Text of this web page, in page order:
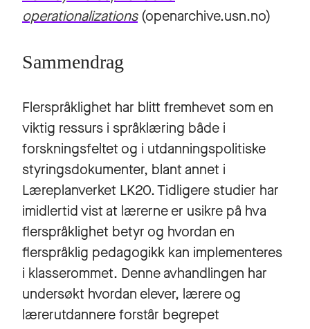
operationalizations(openarchive.usn.no)
Sammendrag
Flerspråklighet har blitt fremhevet som en
viktig ressurs i språklæring både i
forskningsfeltet og i utdanningspolitiske
styringsdokumenter, blant annet i
Læreplanverket LK20. Tidligere studier har
imidlertid vist at lærerne er usikre på hva
flerspråklighet betyr og hvordan en
flerspråklig pedagogikk kan implementeres
i klasserommet. Denne avhandlingen har
undersøkt hvordan elever, lærere og
lærerutdannere forstår begrepet